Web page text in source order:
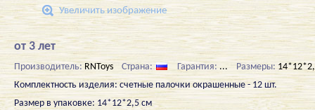
Увеличить изображение
от 3 лет
Производитель: RNToys Страна: Гарантия: ... Размеры:
Комплектность изделия: счетные палочки окрашенные - 12 шт.
Размер в упаковке: 14*12*2,5 см